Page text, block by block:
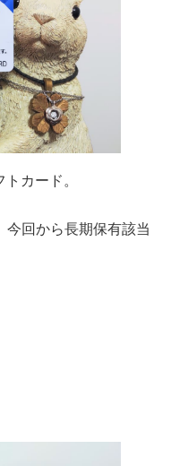
カード。
今回から長期保有該当